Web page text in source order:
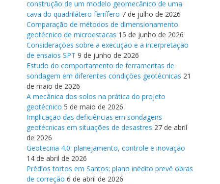
construção de um modelo geomecânico de uma
cava do quadrilátero ferrífero 7 de julho de 2026
Comparação de métodos de dimensionamento
geotécnico de microestacas 15 de junho de 2026
Considerações sobre a execução e a interpretação
de ensaios SPT 9 de junho de 2026
Estudo do comportamento de ferramentas de
sondagem em diferentes condições geotécnicas 21
de maio de 2026
A mecânica dos solos na prática do projeto
geotécnico 5 de maio de 2026
Implicação das deficiências em sondagens
geotécnicas em situações de desastres 27 de abril
de 2026
Geotecnia 4.0: planejamento, controle e inovação
14 de abril de 2026
Prédios tortos em Santos: plano inédito prevê obras
de correção 6 de abril de 2026